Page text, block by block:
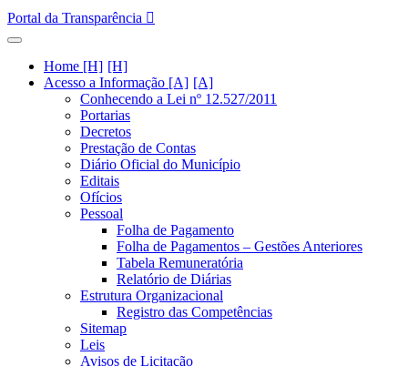
Portal da Transparência
Home [H]
Acesso a Informação [A]
Conhecendo a Lei nº 12.527/2011
Portarias
Decretos
Prestação de Contas
Diário Oficial do Município
Editais
Ofícios
Pessoal
Folha de Pagamento
Folha de Pagamentos – Gestões Anteriores
Tabela Remuneratória
Relatório de Diárias
Estrutura Organizacional
Registro das Competências
Sitemap
Leis
Avisos de Licitação